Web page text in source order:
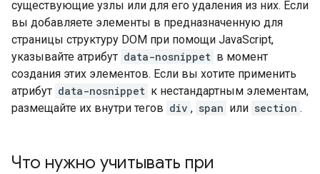
существующие узлы или для его удаления из них. Если
вы добавляете элементы в предназначенную для
страницы структуру DOM при помощи JavaScript,
указывайте атрибут data-nosnippet в момент
создания этих элементов. Если вы хотите применить
атрибут data-nosnippet к нестандартным элементам,
размещайте их внутри тегов div , span или section .
Что нужно учитывать при